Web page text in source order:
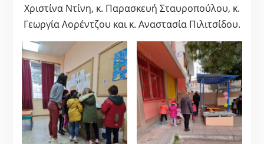
Χριστίνα Ντίνη, κ. Παρασκευή Σταυροπούλου, κ.
Γεωργία Λορέντζου και κ. Αναστασία Πιλιτσίδου.